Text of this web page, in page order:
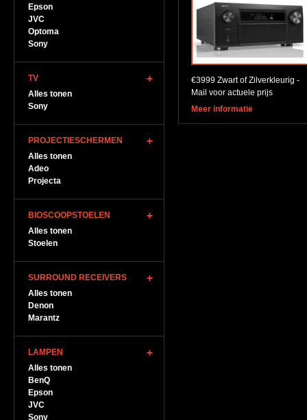
Epson
JVC
Optoma
Sony
TV
Alles tonen
Sony
PROJECTIESCHERMEN
Alles tonen
Adeo
Projecta
BIOSCOOPSTOELEN
Alles tonen
Stoelen
SURROUND RECEIVERS
Alles tonen
Denon
Marantz
LAMPEN
Alles tonen
BenQ
Epson
JVC
Sony
€3999 Zwart of Zilverkleurig -
Mail voor actuele prijs
Meer informatie